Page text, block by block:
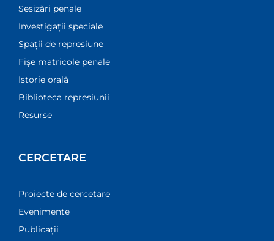
Sesizări penale
Investigații speciale
Spații de represiune
Fișe matricole penale
Istorie orală
Biblioteca represiunii
Resurse
CERCETARE
Proiecte de cercetare
Evenimente
Publicații